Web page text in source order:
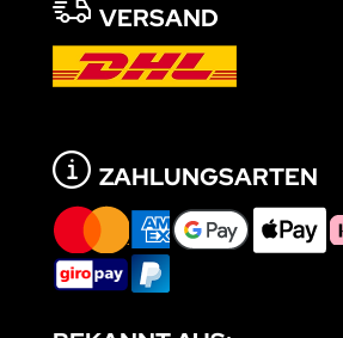
VERSAND
ZAHLUNGSARTEN